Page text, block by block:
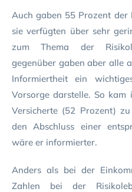
Auch gaben 55 Prozent der
sie verfügten über sehr
zum Thema der
gegenüber gaben aber alle
Informiertheit ein
Vorsorge darstelle. So
Versicherte (52 Prozent)
den Abschluss einer
wäre er informierter.
Anders als bei der
Zahlen bei der